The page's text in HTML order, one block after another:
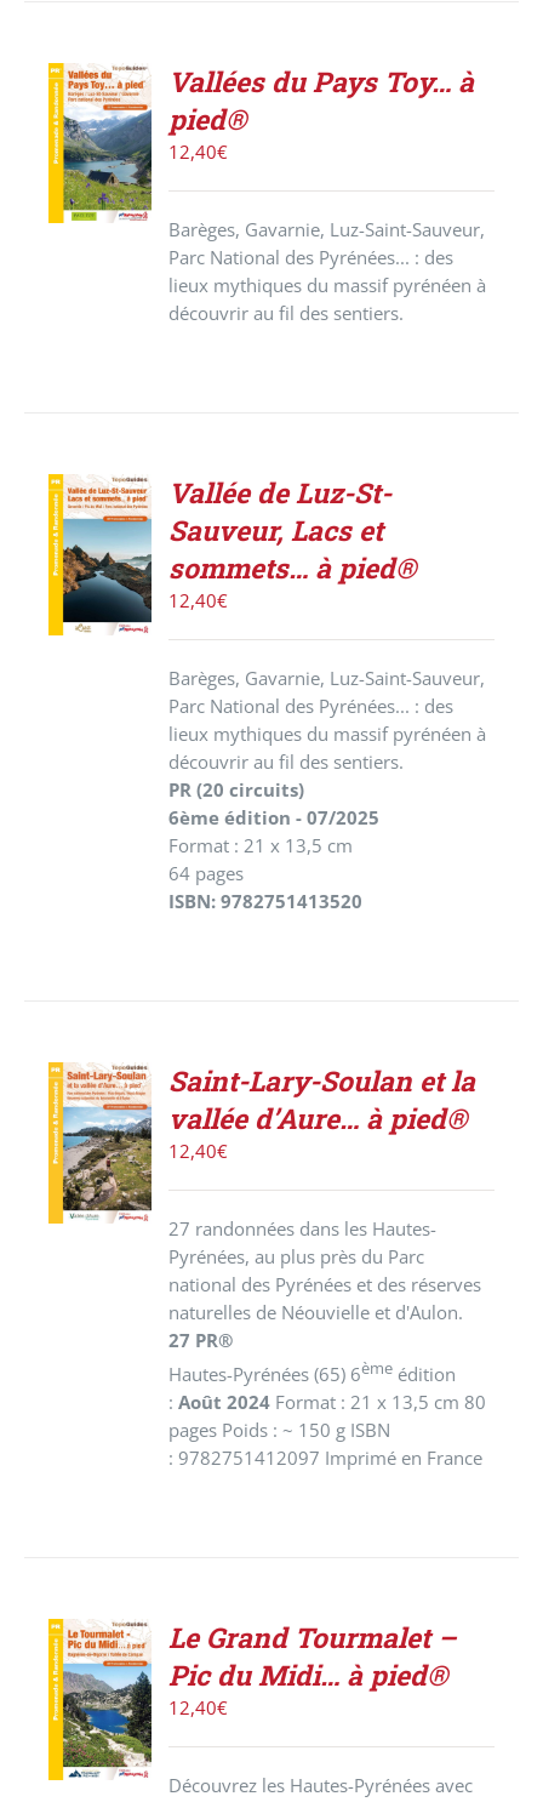
ACHETER
LE
PRODUIT
/
DÉTAILS
Vallées du Pays Toy… à
pied®
12,40€
Barèges, Gavarnie, Luz-Saint-Sauveur,
Parc National des Pyrénées... : des
lieux mythiques du massif pyrénéen à
découvrir au fil des sentiers.
ACHETER
LE
PRODUIT
/
DÉTAILS
Vallée de Luz-St-
Sauveur, Lacs et
sommets… à pied®
12,40€
Barèges, Gavarnie, Luz-Saint-Sauveur,
Parc National des Pyrénées... : des
lieux mythiques du massif pyrénéen à
découvrir au fil des sentiers.
PR (20 circuits)
6ème édition - 07/2025
Format : 21 x 13,5 cm
64 pages
ISBN: 9782751413520
ACHETER
LE
PRODUIT
/
DÉTAILS
Saint-Lary-Soulan et la
vallée d’Aure… à pied®
12,40€
27 randonnées dans les Hautes-
Pyrénées, au plus près du Parc
national des Pyrénées et des réserves
naturelles de Néouvielle et d'Aulon.
27 PR®
Hautes-Pyrénées (65) 6ème édition
: Août 2024 Format : 21 x 13,5 cm 80
pages Poids : ~ 150 g ISBN
: 9782751412097 Imprimé en France
ACHETER
LE
PRODUIT
/
DÉTAILS
Le Grand Tourmalet –
Pic du Midi… à pied®
12,40€
Découvrez les Hautes-Pyrénées avec